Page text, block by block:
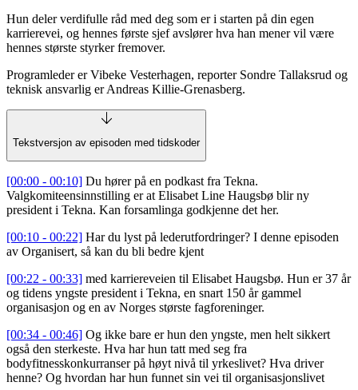
Hun deler verdifulle råd med deg som er i starten på din egen
karrierevei, og hennes første sjef avslører hva han mener vil være
hennes største styrker fremover.
Programleder er Vibeke Vesterhagen, reporter Sondre Tallaksrud og
teknisk ansvarlig er Andreas Killie-Grenasberg.
Tekstversjon av episoden med tidskoder
[00:00 - 00:10] Du hører på en podkast fra Tekna.
Valgkomiteensinnstilling er at Elisabet Line Haugsbø blir ny
president i Tekna. Kan forsamlinga godkjenne det her.
[00:10 - 00:22] Har du lyst på lederutfordringer? I denne episoden
av Organisert, så kan du bli bedre kjent
[00:22 - 00:33] med karriereveien til Elisabet Haugsbø. Hun er 37 år
og tidens yngste president i Tekna, en snart 150 år gammel
organisasjon og en av Norges største fagforeninger.
[00:34 - 00:46] Og ikke bare er hun den yngste, men helt sikkert
også den sterkeste. Hva har hun tatt med seg fra
bodyfitnesskonkurranser på høyt nivå til yrkeslivet? Hva driver
henne? Og hvordan har hun funnet sin vei til organisasjonslivet